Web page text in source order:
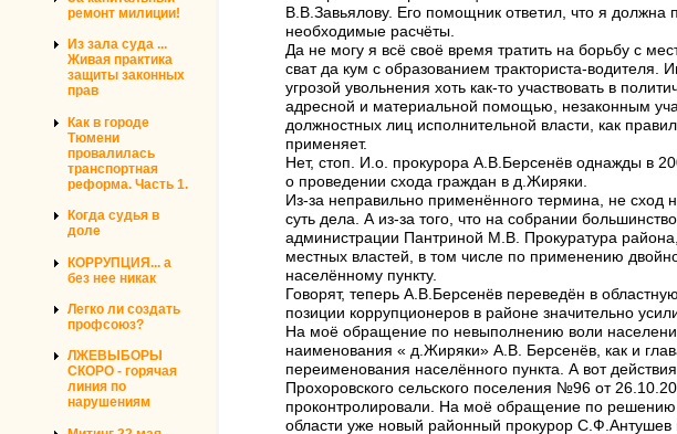
ремонт милиции!
Из зала суда ...
Живая практика
защиты законных
прав
Как в городе
Тюмени
провалилась
транспортная
реформа. Часть 1.
Когда судья в
доле
КОРРУПЦИЯ... а
без нее никак
Легко ли создать
профсоюз?
ЛЖЕВЫБОРЫ
СКОРО - горячая
линия по
нарушениям
В.В.Завьялову. Его помощник ответил, что я
необходимые расчёты.
Да не могу я всё своё время тратить на борьбу с
сват да кум с образованием тракториста-водителя.
угрозой увольнения хоть как-то участвовать в
адресной и материальной помощью, незаконным
должностных лиц исполнительной власти, как
применяет.
Нет, стоп. И.о. прокурора А.В.Берсенёв однажды в
о проведении схода граждан в д.Жиряки.
Из-за неправильно применённого термина, не
суть дела. А из-за того, что на собрании
администрации Пантриной М.В. Прокуратура
местных властей, в том числе по применению
населённому пункту.
Говорят, теперь А.В.Берсенёв переведён в
позиции коррупционеров в районе значительно
На моё обращение по невыполнению воли
наименования « д.Жиряки» А.В. Берсенёв, как и
переименования населённого пункта. А вот
Прохоровского сельского поселения №96 от
проконтролировали. На моё обращение по
области уже новый районный прокурор С.Ф.Антушев